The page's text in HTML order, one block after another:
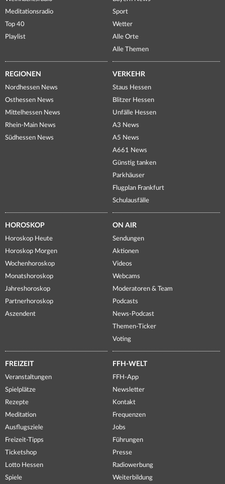
Meditationsradio
Top 40
Playlist
Sport
Wetter
Alle Orte
Alle Themen
REGIONEN
Nordhessen News
Osthessen News
Mittelhessen News
Rhein-Main News
Südhessen News
VERKEHR
Staus Hessen
Blitzer Hessen
Unfälle Hessen
A3 News
A5 News
A661 News
Günstig tanken
Parkhäuser
Flugplan Frankfurt
Schulausfälle
HOROSKOP
Horoskop Heute
Horoskop Morgen
Wochenhoroskop
Monatshoroskop
Jahreshoroskop
Partnerhoroskop
Aszendent
ON AIR
Sendungen
Aktionen
Videos
Webcams
Moderatoren & Team
Podcasts
News-Podcast
Themen-Ticker
Voting
FREIZEIT
Veranstaltungen
Spielplätze
Rezepte
Meditation
Ausflugsziele
Freizeit-Tipps
Ticketshop
Lotto Hessen
Spiele
FFH-WELT
FFH-App
Newsletter
Kontakt
Frequenzen
Jobs
Führungen
Presse
Radiowerbung
Weiterbildung